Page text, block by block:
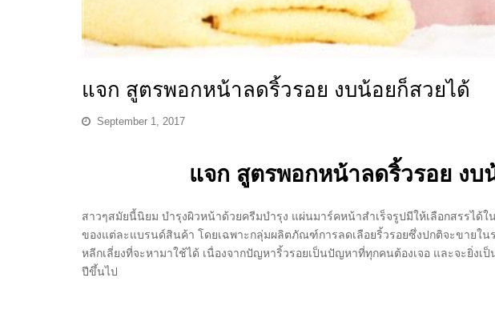
แจก สูตรพอกหน้าลดริ้วรอย งบน้อยก็สวยได้
September 1, 2017
แจก สูตรพอกหน้าลดริ้วรอย งบ
สาวๆสมัยนี้นิยม บำรุงผิวหน้าด้วยครีมบำรุง แผ่นมาร์คหน้าสำเร็จรูปมีให้เลือกสรรไ
ของแต่ละแบรนด์สินค้า โดยเฉพาะกลุ่มผลิตภัณฑ์การลดเลือยริ้วรอยซึ่งปกติจะขายใน
หลีกเลี่ยงที่จะหามาใช้ได้ เนื่องจากปัญหาริ้วรอยเป็นปัญหาที่ทุกคนต้องเจอ และจะยิ่ง
ปีขึ้นไป